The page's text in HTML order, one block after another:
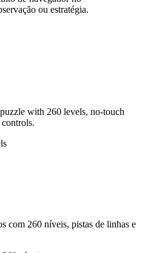
ou estratégia.
with 260 levels, no-touch
com 260 níveis, pistas de linhas e